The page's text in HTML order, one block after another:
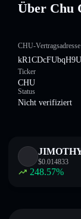
Über Chu
CHU-Vertragsadresse
Ticker
CHU
Status
Nicht verifiziert
$0.014833
248.57%